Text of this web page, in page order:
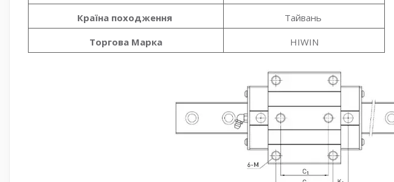
Країна походження
Тайвань
Торгова Марка
HIWIN